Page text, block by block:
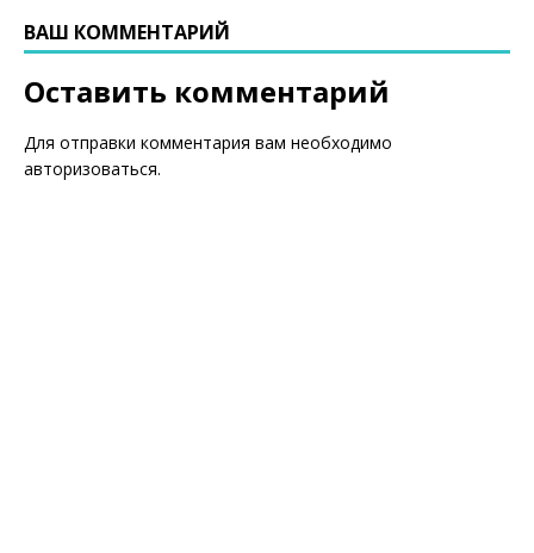
ВАШ КОММЕНТАРИЙ
Оставить комментарий
Для отправки комментария вам необходимо
авторизоваться.